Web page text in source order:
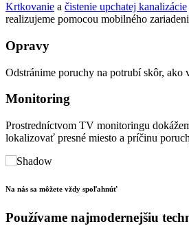
Krtkovanie a čistenie upchatej kanalizácie
realizujeme pomocou mobilného
Opravy
Odstránime poruchy na potrubí skôr, ako
Monitoring
Prostredníctvom TV monitoringu
lokalizovať presné miesto a príčinu
Na nás sa môžete vždy spoľahnúť
Používame najmodernejšiu